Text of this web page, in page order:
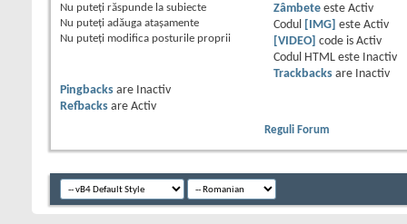
Nu puteţi răspunde la subiecte
Nu puteţi adăuga ataşamente
Nu puteţi modifica posturile proprii
Zâmbeteeste Activ
Codul
[IMG] este Activ
[VIDEO] code is Activ
Codul HTML este
Inactiv
Trackbacksare
Inactiv
Pingbacks are
Inactiv
Refbacks are Activ
Reguli Forum